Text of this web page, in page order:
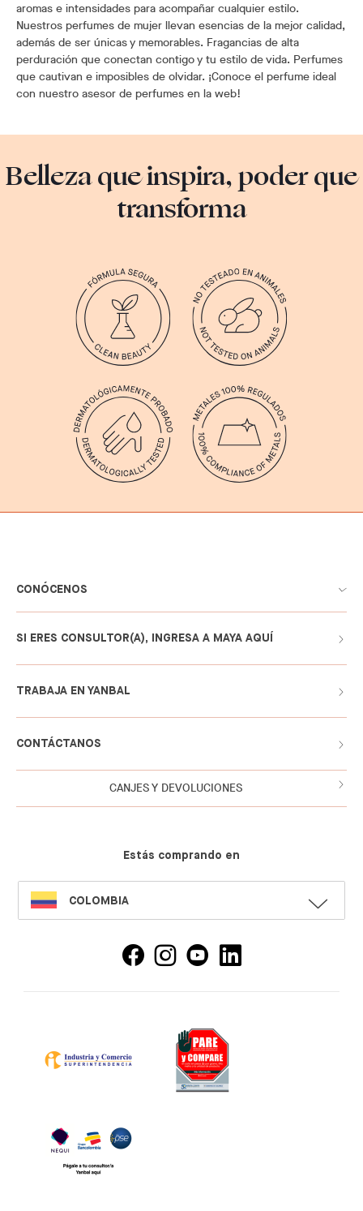
aromas e intensidades para acompañar cualquier estilo.
Nuestros perfumes de mujer llevan esencias de la mejor calidad,
además de ser únicas y memorables. Fragancias de alta
perduración que conectan contigo y tu estilo de vida. Perfumes
que cautivan e imposibles de olvidar. ¡Conoce el perfume ideal
con nuestro asesor de perfumes en la web!
Belleza que inspira, poder que
transforma
CONÓCENOS
SI ERES CONSULTOR(A), INGRESA A MAYA AQUÍ
TRABAJA EN YANBAL
CONTÁCTANOS
CANJES Y DEVOLUCIONES
Estás comprando en
SELECT
LANGUAGE
COLOMBIA